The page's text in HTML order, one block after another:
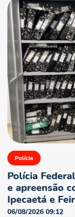
Polícia
Polícia
e apreensão
Ipecaetá e
06/08/2026 09:12